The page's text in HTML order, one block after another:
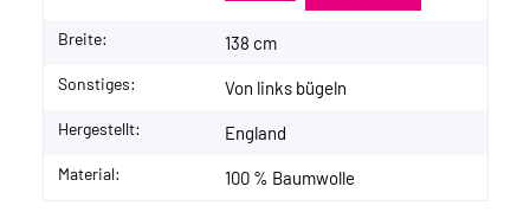
Breite: 138 cm
Sonstiges: Von links bügeln
Hergestellt: England
Material: 100 % Baumwolle